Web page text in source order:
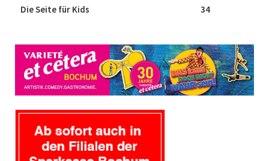
Die Seite für Kids 34